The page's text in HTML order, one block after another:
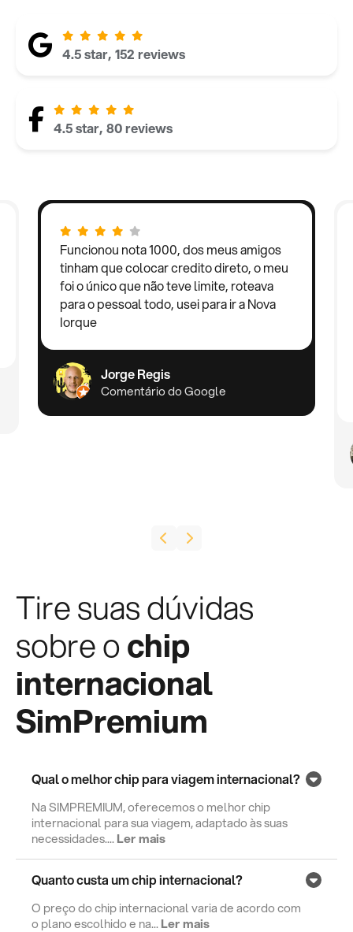
4.5 star, 152 reviews
4.5 star, 80 reviews
Funcionou nota 1000, dos meus amigos
tinham que colocar credito direto, o meu
foi o único que não teve limite, roteava
para o pessoal todo, usei para ir a Nova
Iorque
Jorge Regis
Comentário do Google
Tire suas dúvidas
sobre ochip
internacional
SimPremium
Qual o melhor chip para viagem internacional?
Na SIMPREMIUM, oferecemos o melhor chip
internacional para sua viagem, adaptado às suas
necessidades....Ler mais
Quanto custa um chip internacional?
O preço do chip internacional varia de acordo com
o plano escolhido e na...Ler mais